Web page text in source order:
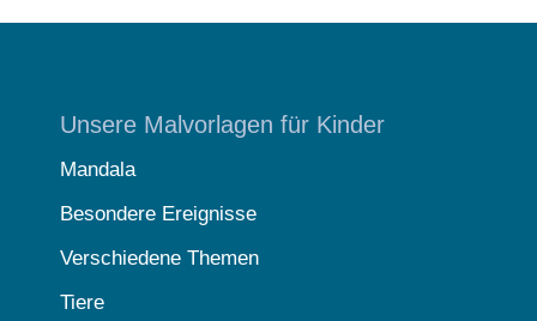
Unsere Malvorlagen für Kinder
Mandala
Besondere Ereignisse
Verschiedene Themen
Tiere